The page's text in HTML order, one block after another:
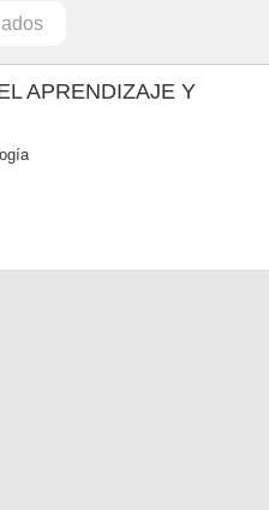
APRENDIZAJE Y